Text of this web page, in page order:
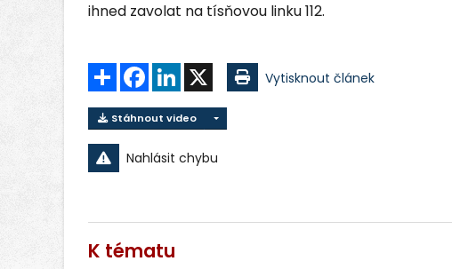
ihned zavolat na tísňovou linku 112.
Sdílet FacebookLinkedIn Vytisknout článek
Stáhnout video
Nahlásit chybu
K tématu